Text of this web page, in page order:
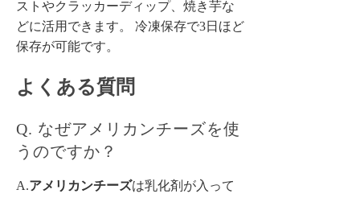
ストやクラッカーディップ、焼き芋な
どに活用できます。 冷凍保存で3日ほど
保存が可能です。
よくある質問
Q. なぜアメリカンチーズを使
うのですか？
A.アメリカンチーズは乳化剤が入って